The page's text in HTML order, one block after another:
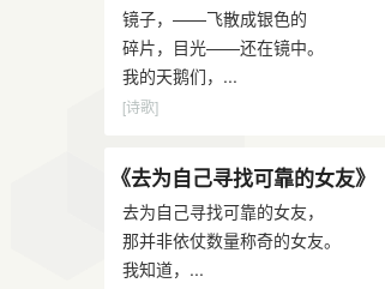
镜子，——飞散成银色的
碎片，目光——还在镜中。
我的天鹅们，...
[诗歌]
《去为自己寻找可靠的女友》
去为自己寻找可靠的女友，
那并非依仗数量称奇的女友。
我知道，...